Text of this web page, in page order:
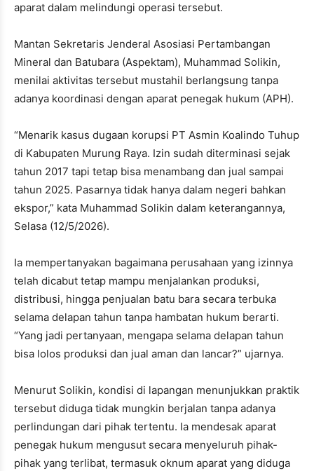
aparat dalam melindungi operasi tersebut.
Mantan Sekretaris Jenderal Asosiasi Pertambangan
Mineral dan Batubara (Aspektam), Muhammad Solikin,
menilai aktivitas tersebut mustahil berlangsung tanpa
adanya koordinasi dengan aparat penegak hukum (APH).
“Menarik kasus dugaan korupsi PT Asmin Koalindo Tuhup
di Kabupaten Murung Raya. Izin sudah diterminasi sejak
tahun 2017 tapi tetap bisa menambang dan jual sampai
tahun 2025. Pasarnya tidak hanya dalam negeri bahkan
ekspor,” kata Muhammad Solikin dalam keterangannya,
Selasa (12/5/2026).
Ia mempertanyakan bagaimana perusahaan yang izinnya
telah dicabut tetap mampu menjalankan produksi,
distribusi, hingga penjualan batu bara secara terbuka
selama delapan tahun tanpa hambatan hukum berarti.
“Yang jadi pertanyaan, mengapa selama delapan tahun
bisa lolos produksi dan jual aman dan lancar?” ujarnya.
Menurut Solikin, kondisi di lapangan menunjukkan praktik
tersebut diduga tidak mungkin berjalan tanpa adanya
perlindungan dari pihak tertentu. Ia mendesak aparat
penegak hukum mengusut secara menyeluruh pihak-
pihak yang terlibat, termasuk oknum aparat yang diduga